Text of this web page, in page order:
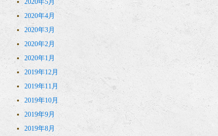
2020年5月
2020年4月
2020年3月
2020年2月
2020年1月
2019年12月
2019年11月
2019年10月
2019年9月
2019年8月